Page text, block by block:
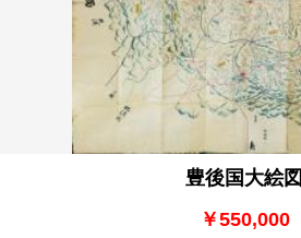
豊後国大絵図
￥550,000